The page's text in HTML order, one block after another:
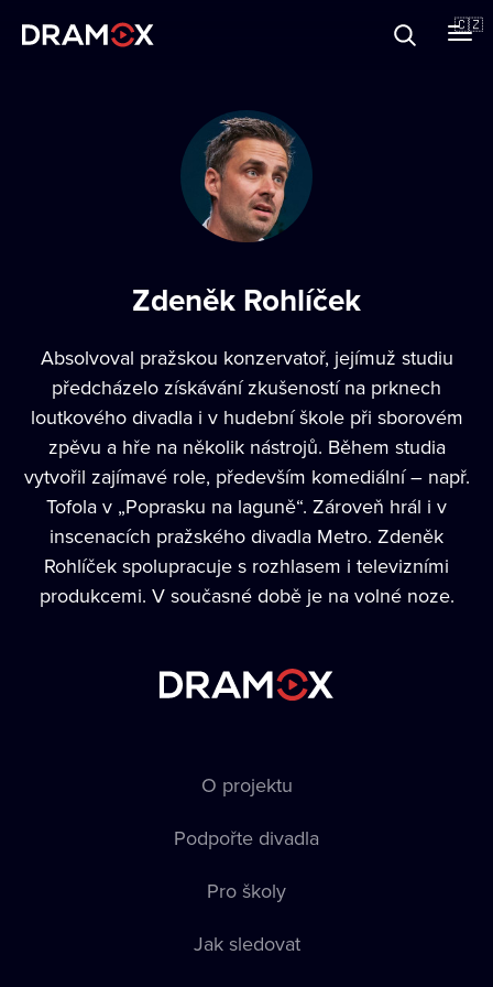
🇨🇿
Zdeněk Rohlíček
Absolvoval pražskou konzervatoř, jejímuž studiu
předcházelo získávání zkušeností na prknech
loutkového divadla i v hudební škole při sborovém
zpěvu a hře na několik nástrojů. Během studia
vytvořil zajímavé role, především komediální – např.
Tofola v „Poprasku na laguně“. Zároveň hrál i v
inscenacích pražského divadla Metro. Zdeněk
Rohlíček spolupracuje s rozhlasem i televizními
produkcemi. V současné době je na volné noze.
O projektu
Podpořte divadla
Pro školy
Jak sledovat